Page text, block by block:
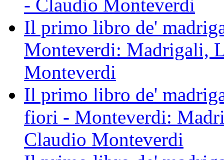
- Claudio Monteverdi
Il primo libro de'
Monteverdi: Madrigali,
Monteverdi
Il primo libro de'
fiori - Monteverdi:
Claudio Monteverdi